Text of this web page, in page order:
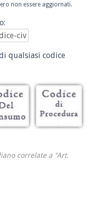
non essere aggiornati.
qualsiasi codice
correlate a "Art.